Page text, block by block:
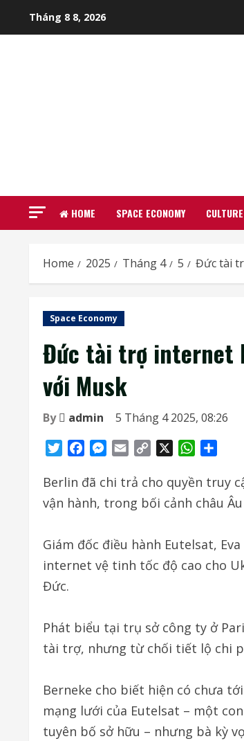
Tháng 8 8, 2026
HOME SPACE ECONOMY CULTURE
Home 2025 Tháng 4 5 Đức tài
Space Economy
Đức tài trợ internet
với Musk
By admin 5 Tháng 4 2025, 08:26
TwitterFacebookMessenger
Email
Copy
WhatsApp
Berlin đã chi trả cho quyền truy
vận hành, trong bối cảnh châu
Giám đốc điều hành Eutelsat,
internet vệ tinh tốc độ cao cho
Đức.
Phát biểu tại trụ sở công ty ở
tài trợ, nhưng từ chối tiết lộ chi
Berneke cho biết hiện có chưa
mạng lưới của Eutelsat – một
tuyên bố sở hữu – nhưng bà kỳ